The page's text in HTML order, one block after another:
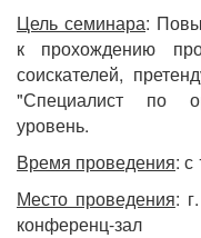
Цель семинара:
к прохождению
соискателей,
"Специалист по
уровень.
Время проведения: с
Место проведения:
конференц-зал